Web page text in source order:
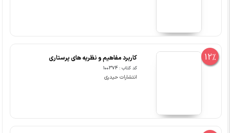
12% کاربرد مفاهیم و نظریه های پرستاری
کد کتاب : 100374
انتشارات حیدری